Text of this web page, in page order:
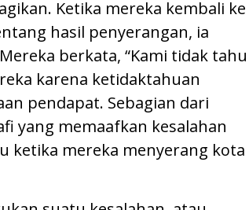
Ketika mereka kembali ke
hasil penyerangan, ia
berkata, “Kami tidak tahu
karena ketidaktahuan
pendapat. Sebagian dari
yang memaafkan kesalahan
ketika mereka menyerang kota